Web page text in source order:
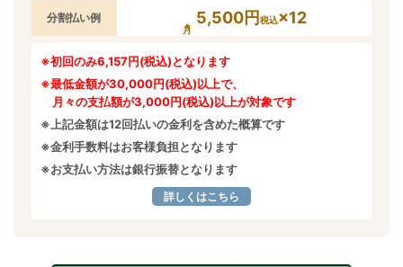
分割払い例 5,500円税込×12
※初回のみ6,157円(税込)となります
※最低金額が30,000円(税込)以上で、
月々の支払額が3,000円(税込)以上が対象です
※上記金額は12回払いの金利を含めた概算です
※金利手数料はお客様負担となります
※お支払い方法は銀行振替となります
詳しくはこちら